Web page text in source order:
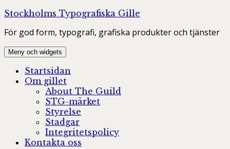
Hoppa
innehåll
Stockholms Typografiska Gille
För god form, typografi, grafiska produkter och tjänster
Meny och widgets
Startsidan
Om gillet
About The Guild
STG-märket
Styrelse
Stadgar
Integritetspolicy
Kontakta oss